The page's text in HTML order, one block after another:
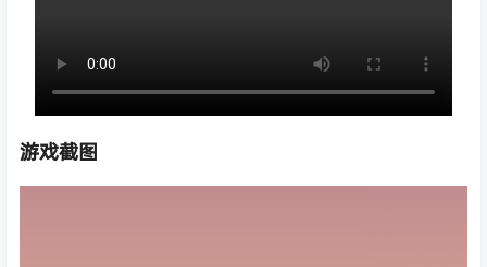
游戏截图